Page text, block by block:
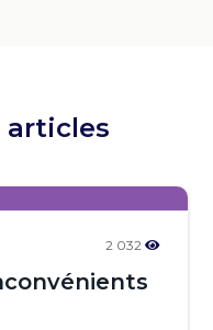
articles
2 032